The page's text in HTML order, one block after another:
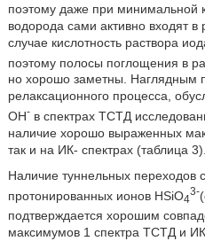
поэтому даже при минимальной
водорода сами активно входят
случае кислотность раствора
поэтому полосы поглощения в
но хорошо заметны. Наглядным
релаксационного процесса,
ОН-в спектрах ТСТД
наличие хорошо выраженных
так и на ИК- спектрах (таблица 3).
Наличие туннельных переходов
протонированных ионов НSiO4
3-
подтверждается хорошим
максимумов 1 спектра ТСТД и